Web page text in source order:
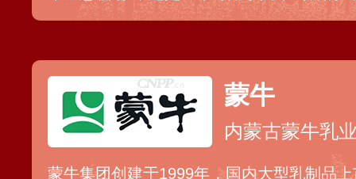
作社+企业的乳品产业链，既能为当地创造
蒙牛
内蒙古蒙牛乳
蒙牛集团创建于1999年，国内大型乳制品